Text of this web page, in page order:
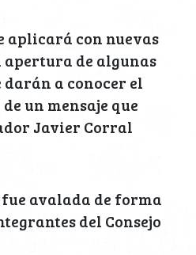
aplicará con nuevas
apertura de algunas
a conocer el
un mensaje que
Javier Corral
avalada de forma
del Consejo